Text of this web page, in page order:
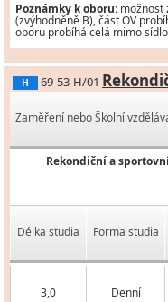
Poznámky k oboru: možnost
(zvýhodněně B), část OV
oboru probíhá celá mimo
H 69-53-H/01
Zaměření nebo Školní
Rekondiční a
Délka studia Forma studia
3,0 Denní